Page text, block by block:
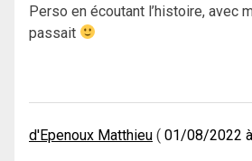
Perso en écoutant l’histoire, avec
passait
d'Epenoux Matthieu 01/08/2022